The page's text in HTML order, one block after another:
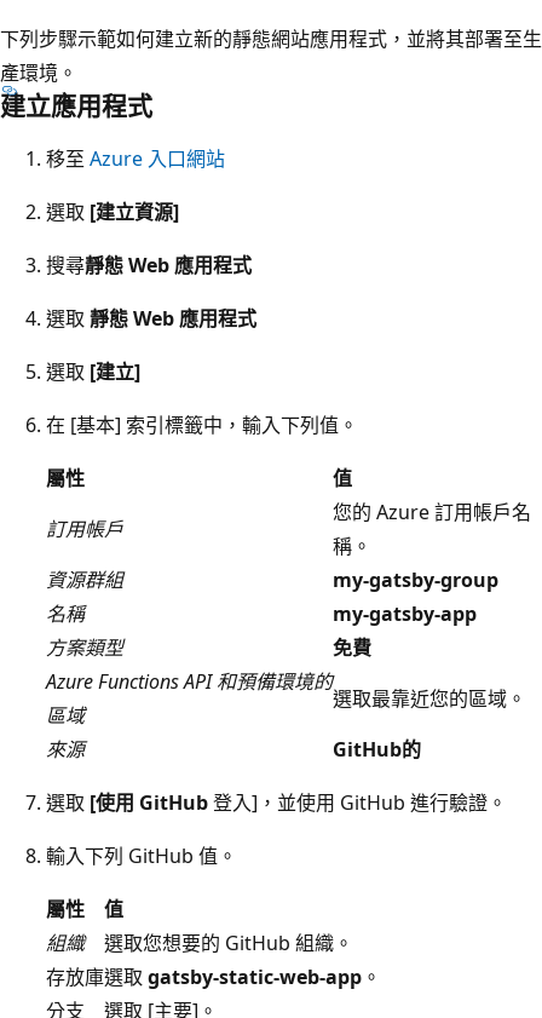
下列步驟示範如何建立新的靜態網站應用程式，並將其部署至生
產環境。
建立應用程式
移至 Azure 入口網站
選取 [建立資源]
搜尋靜態 Web 應用程式
選取 靜態 Web 應用程式
選取 [建立]
在 [基本] 索引標籤中，輸入下列值。
屬性
值
訂用帳戶
您的 Azure 訂用帳戶名
稱。
資源群組
my-gatsby-group
名稱
my-gatsby-app
方案類型
免費
Azure Functions API 和預備環境的
區域
選取最靠近您的區域。
來源
GitHub的
選取 [使用 GitHub登入]，並使用 GitHub 進行驗證。
輸入下列 GitHub 值。
屬性
值
組織
選取您想要的 GitHub 組織。
存放庫選取 gatsby-static-web-app 。
分支
選取 [主要] 。